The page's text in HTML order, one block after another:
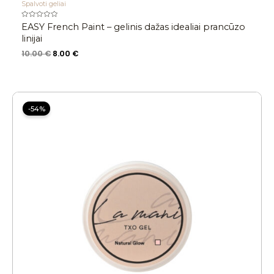
Spalvoti geliai
Įvertinimas:
0
iš
5
EASY French Paint – gelinis dažas idealiai prancūzo
linijai
10.00€ 8.00 €
-54%
Price